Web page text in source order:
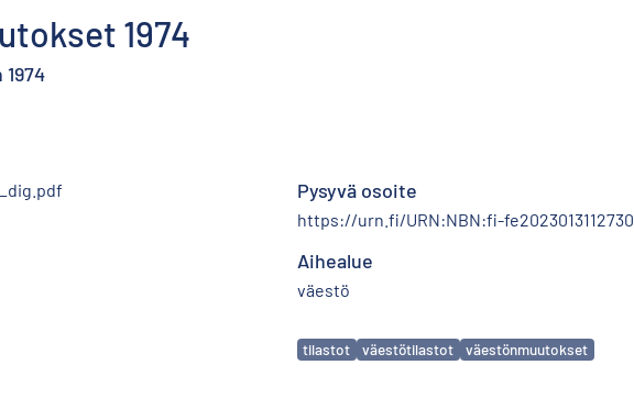
1974
Pysyvä osoite
https://urn.fi/URN:NBN:fi-fe2023013112730
Aihealue
väestö
Avainsanat
tilastot väestötilastot väestönmuutokset